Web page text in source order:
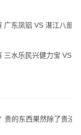
东凤铝 VS 湛江八部科
水乐民兴健力宝 VS 中
贵的东西果然除了贵没